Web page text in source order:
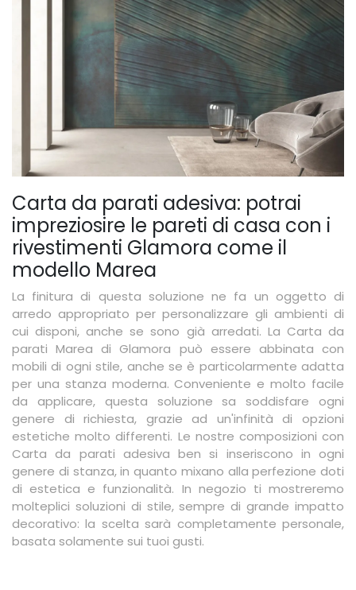
Carta da parati adesiva: potrai
impreziosire le pareti di casa con i
rivestimenti Glamora come il
modello Marea
La finitura di questa soluzione ne fa un oggetto di
arredo appropriato per personalizzare gli ambienti di
cui disponi, anche se sono già arredati. La Carta da
parati Marea di Glamora può essere abbinata con
mobili di ogni stile, anche se è particolarmente adatta
per una stanza moderna. Conveniente e molto facile
da applicare, questa soluzione sa soddisfare ogni
genere di richiesta, grazie ad un'infinità di opzioni
estetiche molto differenti. Le nostre composizioni con
Carta da parati adesiva ben si inseriscono in ogni
genere di stanza, in quanto mixano alla perfezione doti
di estetica e funzionalità. In negozio ti mostreremo
molteplici soluzioni di stile, sempre di grande impatto
decorativo: la scelta sarà completamente personale,
basata solamente sui tuoi gusti.